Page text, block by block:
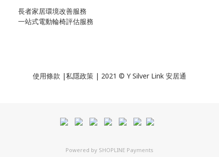
長者家居環境改善服務
一站式電動輪椅評估服務
使用條款 |私隱政策 | 2021 © Y Silver Link 安居通
Powered by SHOPLINE Payments